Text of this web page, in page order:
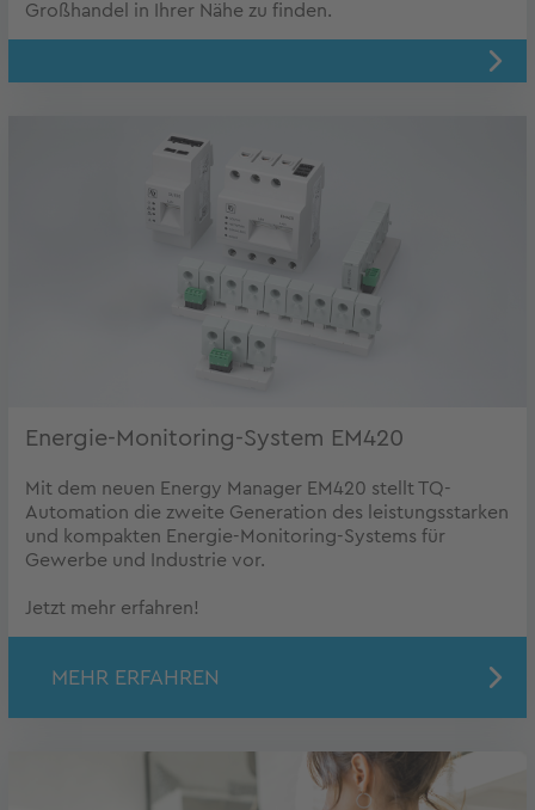
Großhandel in Ihrer Nähe zu finden.
Energie-Monitoring-System EM420
Mit dem neuen Energy Manager EM420 stellt TQ-
Automation die zweite Generation des leistungsstarken
und kompakten Energie-Monitoring-Systems für
Gewerbe und Industrie vor.
Jetzt mehr erfahren!
MEHR ERFAHREN